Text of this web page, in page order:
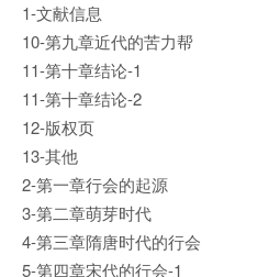
1-文献信息
10-第九章近代的苦力帮
11-第十章结论-1
11-第十章结论-2
12-版权页
13-其他
2-第一章行会的起源
3-第二章萌芽时代
4-第三章隋唐时代的行会
5-第四章宋代的行会-1